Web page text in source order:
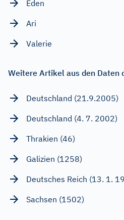
Eden
Ari
Valerie
Weitere Artikel aus den Daten
Deutschland (21.9.2005)
Deutschland (4. 7. 2002)
Thrakien (46)
Galizien (1258)
Deutsches Reich (13. 1.
Sachsen (1502)